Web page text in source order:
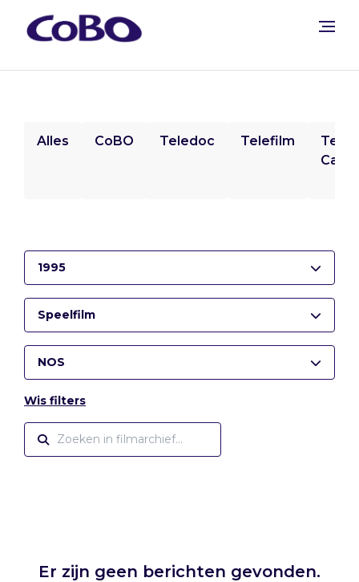
Alles CoBO Teledoc Telefilm
1995
Speelfilm
NOS
Wis filters
Er zijn geen berichten gevonden.